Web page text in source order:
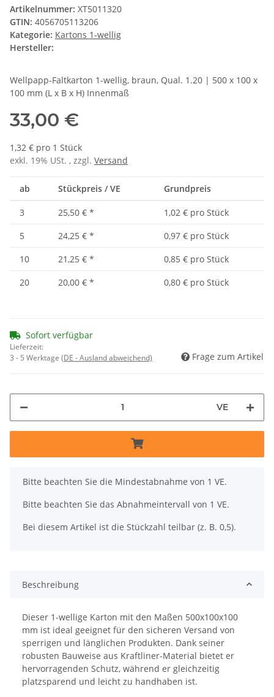
Artikelnummer: XT5011320
GTIN: 4056705113206
Kategorie: Kartons 1-wellig
Hersteller:
Wellpapp-Faltkarton 1-wellig, braun, Qual. 1.20 | 500 x 100 x
100 mm (L x B x H) Innenmaß
33,00 €
1,32 € pro 1 Stück
exkl. 19% USt. , zzgl. Versand
ab Stückpreis / VE Grundpreis
3 25,50 € *
1,02 € pro Stück
5
24,25 € *
0,97 € pro Stück
10
21,25 € *
0,85 € pro Stück
20
20,00 € * 0,80 € pro Stück
Sofort verfügbar
Lieferzeit:
3 - 5 Werktage (DE - Ausland abweichend) Frage zum Artikel
VE
x
Bitte beachten Sie die Mindestabnahme von 1 VE.
Bitte beachten Sie das Abnahmeintervall von 1 VE.
Bei diesem Artikel ist die Stückzahl teilbar (z. B. 0,5).
Beschreibung
Dieser 1-wellige Karton mit den Maßen 500x100x100
mm ist ideal geeignet für den sicheren Versand von
sperrigen und länglichen Produkten. Dank seiner
robusten Bauweise aus Kraftliner-Material bietet er
hervorragenden Schutz, während er gleichzeitig
platzsparend und leicht zu handhaben ist.